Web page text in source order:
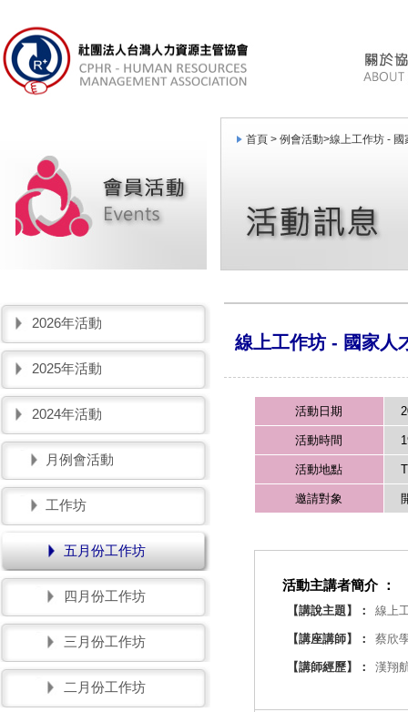
首頁 > 例會活動>線上工作坊 -
2026年活動
2025年活動
2024年活動
月例會活動
工作坊
五月份工作坊
四月份工作坊
三月份工作坊
二月份工作坊
線上工作坊 - 國家人
活動日期
活動時間
活動地點
邀請對象
活動主講者簡介 ：
【講說主題】： 線上
【講座講師】： 蔡欣
【講師經歷】： 漢翔